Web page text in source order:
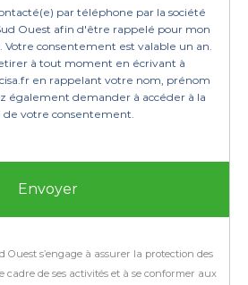
par téléphone par la société
Ouest afin d'être rappelé pour mon
consentement est valable un an.
à tout moment en écrivant à
en rappelant votre nom, prénom
également demander à accéder à la
de votre consentement.
Ouest s’engage à assurer la protection des
cadre de ses activités et à se conformer aux